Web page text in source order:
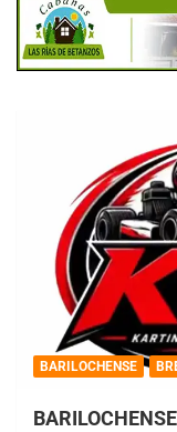
BARILOCHENSE